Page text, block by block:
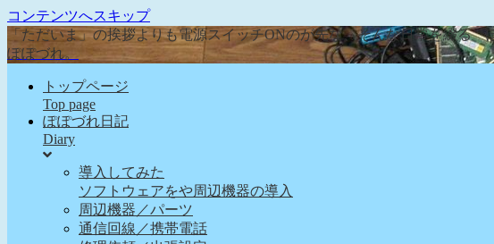
コンテンツへスキップ
「ただいま」の挨拶よりも電源スイッチONのが先な、そんな日常を綴る
ぽぽづれ。
トップページ
Top page
ぽぽづれ日記
Diary
導入してみた
ソフトウェアをや周辺機器の導入
周辺機器／パーツ
通信回線／携帯電話